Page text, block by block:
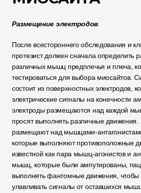
Размещение электродов
После всестороннего обследования и
протезист должен сначала определить
различных мышц предплечья и плеча,
тестироваться для выбора миосайтов.
состоит из поверхностных электродов,
электрические сигналы на конечности
электроды размещаются над каждой
просят выполнять различные движения.
размещают над мышцами-
которые выполняют противоположные
известной как пара мышц-агонистов и
мышц, которые были ампутированы,
выполнять фантомные движения, чтобы
улавливать сигналы от оставшихся